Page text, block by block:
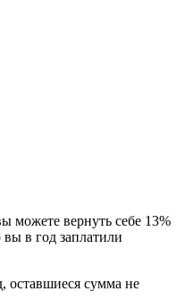
можете вернуть себе 13%
в год заплатили
оставшиеся сумма не